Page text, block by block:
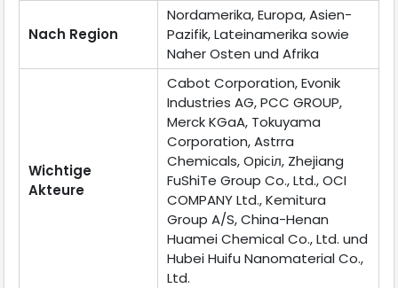
Nach Region
Nordamerika, Europa, Asien-
Pazifik, Lateinamerika sowie
Naher Osten und Afrika
Wichtige
Akteure
Cabot Corporation, Evonik
Industries AG, PCC GROUP,
Merck KGaA, Tokuyama
Corporation, Astrra
Chemicals, Oрiсіл, Zhejiang
FuShiTe Group Co., Ltd., OCI
COMPANY Ltd., Kemitura
Group A/S, China-Henan
Huamei Chemical Co., Ltd. und
Hubei Huifu Nanomaterial Co.,
Ltd.